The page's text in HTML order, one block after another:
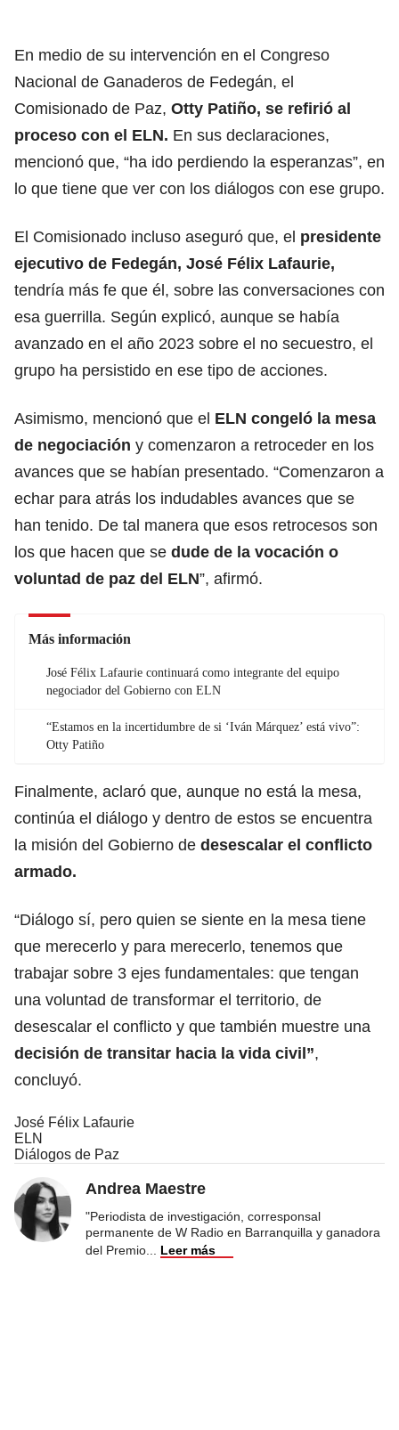
En medio de su intervención en el Congreso
Nacional de Ganaderos de Fedegán, el
Comisionado de Paz, Otty Patiño, se refirió al
proceso con el ELN. En sus declaraciones,
mencionó que, “ha ido perdiendo la esperanzas”, en
lo que tiene que ver con los diálogos con ese grupo.
El Comisionado incluso aseguró que, el presidente
ejecutivo de Fedegán, José Félix Lafaurie,
tendría más fe que él, sobre las conversaciones con
esa guerrilla. Según explicó, aunque se había
avanzado en el año 2023 sobre el no secuestro, el
grupo ha persistido en ese tipo de acciones.
Asimismo, mencionó que el ELN congeló la mesa
de negociación y comenzaron a retroceder en los
avances que se habían presentado. “Comenzaron a
echar para atrás los indudables avances que se
han tenido. De tal manera que esos retrocesos son
los que hacen que se dude de la vocación o
voluntad de paz del ELN”, afirmó.
Más información
José Félix Lafaurie continuará como integrante del equipo
negociador del Gobierno con ELN
“Estamos en la incertidumbre de si ‘Iván Márquez’ está vivo”:
Otty Patiño
Finalmente, aclaró que, aunque no está la mesa,
continúa el diálogo y dentro de estos se encuentra
la misión del Gobierno de desescalar el conflicto
armado.
“Diálogo sí, pero quien se siente en la mesa tiene
que merecerlo y para merecerlo, tenemos que
trabajar sobre 3 ejes fundamentales: que tengan
una voluntad de transformar el territorio, de
desescalar el conflicto y que también muestre una
decisión de transitar hacia la vida civil”,
concluyó.
José Félix Lafaurie
ELN
Diálogos de Paz
Andrea Maestre
"Periodista de investigación, corresponsal
permanente de W Radio en Barranquilla y ganadora
del Premio
Leer más